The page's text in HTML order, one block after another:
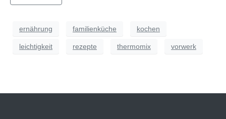
ernährung familienküche kochen
leichtigkeit rezepte thermomix vorwerk